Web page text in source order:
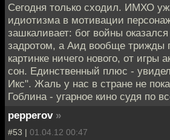
Сегодня только сходил. ИМХО
идиотизма в мотивации
зашкаливает: бог войны
задротом, а Аид вообще трижды
картинке ничего нового, от игры
сон. Единственный плюс -
Икс". Жаль у нас в стране не
Гоблина - угарное кино судя по
pepperov »
#53 | 01.04.12 00:47